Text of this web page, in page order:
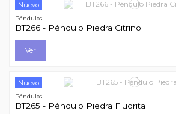
Nuevo
Péndulos
BT266 - Péndulo Piedra Citrino
Ver
Nuevo
Péndulos
BT265 - Péndulo Piedra Fluorita